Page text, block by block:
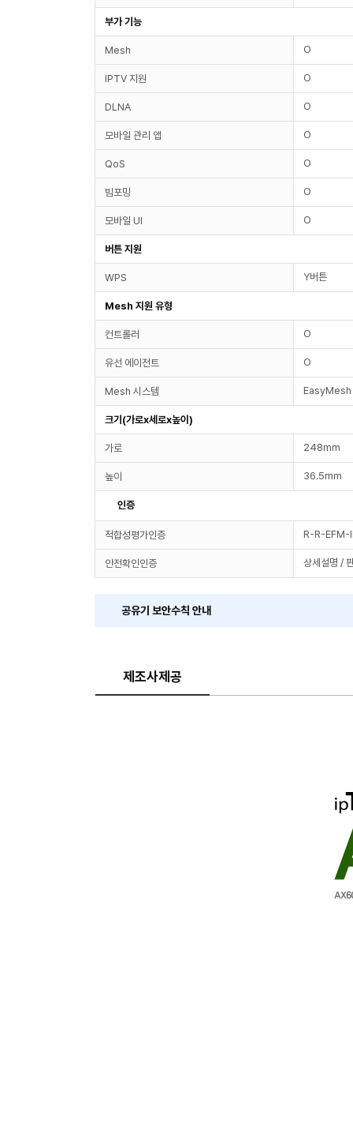
부가 기능
Mesh O
IPTV 지원 O
DLNA O
모바일 관리 앱 O
QoS O
빔포밍 O
모바일 UI O
버튼 지원
WPS Y버튼
Mesh 지원 유형
컨트롤러 O
유선 에이전트 O
Mesh 시스템 EasyMesh
크기(가로x세로x높이)
가로 248mm
높이 36.5mm
인증
적합성평가인증 R-R-
안전확인인증 상세설명 /
공유기 보안수칙 안내
제조사제공